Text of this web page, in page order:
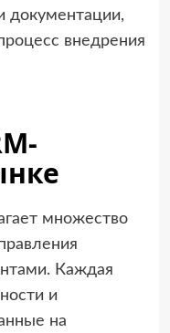
документации,
внедрения
множество
Каждая
и
на